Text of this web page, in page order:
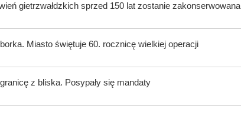
gietrzwałdzkich sprzed 150 lat zostanie zakonserwowana
Miasto świętuje 60. rocznicę wielkiej operacji
z bliska. Posypały się mandaty